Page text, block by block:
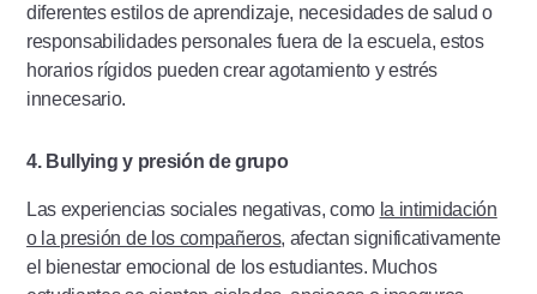
diferentes estilos de aprendizaje, necesidades de salud o
responsabilidades personales fuera de la escuela, estos
horarios rígidos pueden crear agotamiento y estrés
innecesario.
4. Bullying y presión de grupo
Las experiencias sociales negativas, como la intimidación
o la presión de los compañeros, afectan significativamente
el bienestar emocional de los estudiantes. Muchos